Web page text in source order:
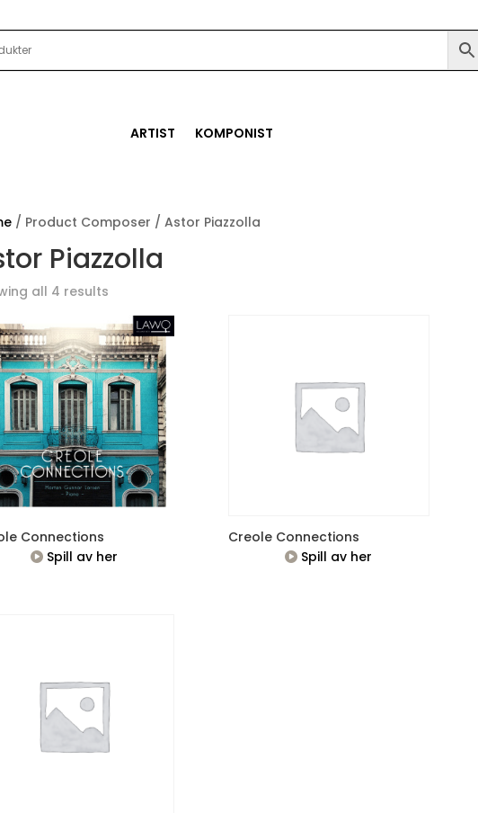
ARTIST KOMPONIST
/ Product Composer / Astor Piazzolla
Piazzolla
all 4 results
Connections
Spill av her
Creole Connections
Spill av her